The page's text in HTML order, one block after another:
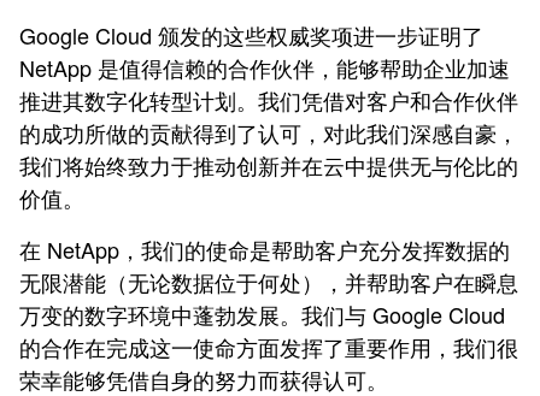
Google Cloud 颁发的这些权威奖项进一步证明了
NetApp 是值得信赖的合作伙伴，能够帮助企业加速
推进其数字化转型计划。我们凭借对客户和合作伙伴
的成功所做的贡献得到了认可，对此我们深感自豪，
我们将始终致力于推动创新并在云中提供无与伦比的
价值。
在 NetApp，我们的使命是帮助客户充分发挥数据的
无限潜能（无论数据位于何处），并帮助客户在瞬息
万变的数字环境中蓬勃发展。我们与 Google Cloud
的合作在完成这一使命方面发挥了重要作用，我们很
荣幸能够凭借自身的努力而获得认可。